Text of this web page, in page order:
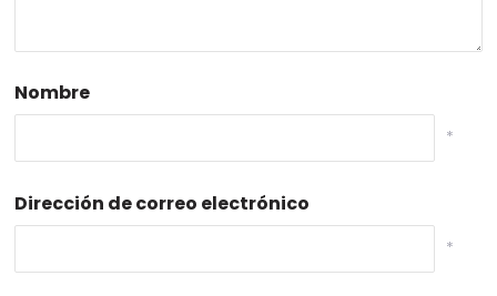
Nombre
*
Dirección de correo electrónico
*